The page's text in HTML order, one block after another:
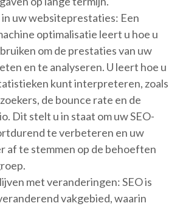
uw websiteprestaties: Een
optimalisatie leert u hoe u
om de prestaties van uw
en te analyseren. U leert hoe u
kunt interpreteren, zoals
de bounce rate en de
Dit stelt u in staat om uw SEO-
te verbeteren en uw
af te stemmen op de behoeften
met veranderingen: SEO is
vakgebied, waarin